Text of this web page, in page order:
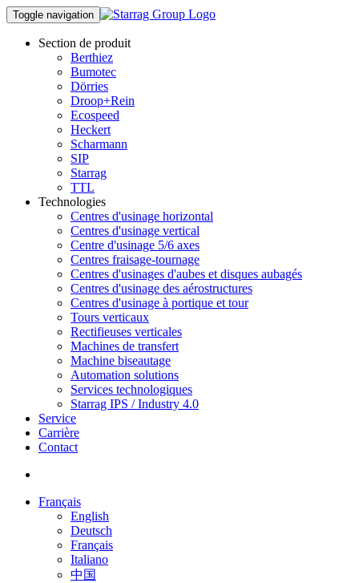
Toggle navigation
Section de produit
Berthiez
Bumotec
Dörries
Droop+Rein
Ecospeed
Heckert
Scharmann
SIP
Starrag
TTL
Technologies
Centres d'usinage horizontal
Centres d'usinage vertical
Centre d'usinage 5/6 axes
Centres fraisage-tournage
Centres d'usinages d'aubes et disques aubagés
Centres d'usinage des aérostructures
Centres d'usinage à portique et tour
Tours verticaux
Rectifieuses verticales
Machines de transfert
Machine biseautage
Automation solutions
Services technologiques
Starrag IPS / Industry 4.0
Service
Carrière
Contact
Français
English
Deutsch
Français
Italiano
中国